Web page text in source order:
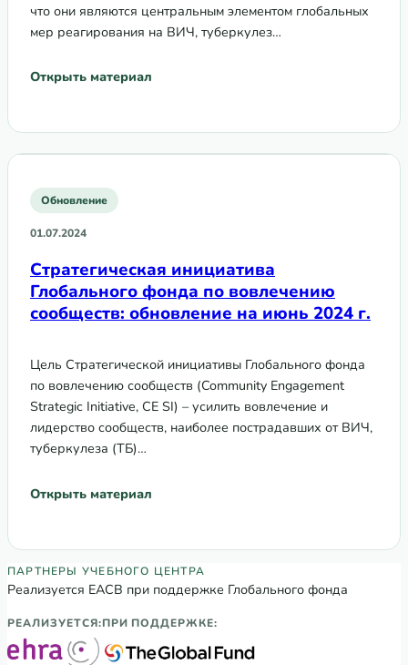
что они являются центральным элементом глобальных
мер реагирования на ВИЧ, туберкулез…
Открыть материал
Обновление
01.07.2024
Стратегическая инициатива
Глобального фонда по вовлечению
сообществ: обновление на июнь 2024 г.
Цель Стратегической инициативы Глобального фонда
по вовлечению сообществ (Community Engagement
Strategic Initiative, CE SI) – усилить вовлечение и
лидерство сообществ, наиболее пострадавших от ВИЧ,
туберкулеза (ТБ)…
Открыть материал
Партнеры Регионального учебного
ПАРТНЕРЫ УЧЕБНОГО ЦЕНТРА
Реализуется ЕАСВ при поддержке Глобального фонда
РЕАЛИЗУЕТСЯ:ПРИ ПОДДЕРЖКЕ: